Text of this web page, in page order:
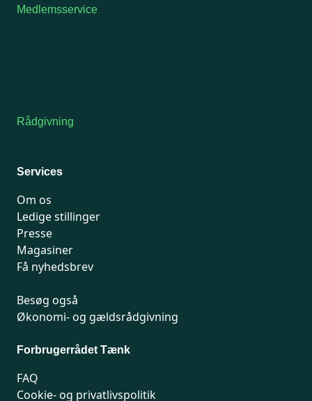
Medlemsservice
Rådgivning
Services
Om os
Ledige stillinger
Presse
Magasiner
Få nyhedsbrev
Besøg også
Økonomi- og gældsrådgivning
Forbrugerrådet Tænk
FAQ
Cookie- og privatlivspolitik